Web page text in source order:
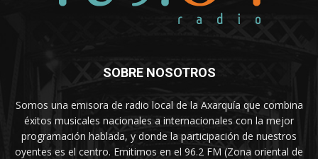
SOBRE NOSOTROS
Somos una emisora de radio local de la Axarquía que combina
éxitos musicales nacionales a internacionales con la mejor
programación hablada, y donde la participación de nuestros
oyentes es el centro. Emitimos en el 96.2 FM (Zona oriental de